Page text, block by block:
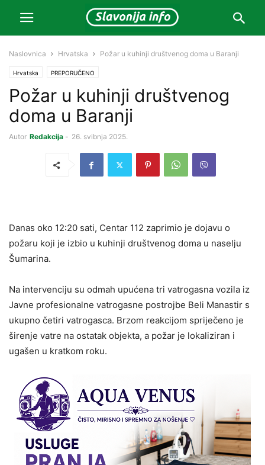
Naslovnica Hrvatska Požar u kuhinji društvenog doma u Baranji
Hrvatska PREPORUČENO
Požar u kuhinji društvenog
doma u Baranji
Autor Redakcija - 26. svibnja 2025.
Danas oko 12:20 sati, Centar 112 zaprimio je dojavu o
požaru koji je izbio u kuhinji društvenog doma u naselju
Šumarina.
Na intervenciju su odmah upućena tri vatrogasna vozila iz
Javne profesionalne vatrogasne postrojbe Beli Manastir s
ukupno četiri vatrogasca. Brzom reakcijom spriječeno je
širenje vatre na ostatak objekta, a požar je lokaliziran i
ugašen u kratkom roku.